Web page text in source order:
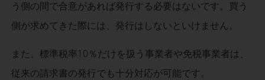
う側の間で合意があれば発行する必要はないです。買う
側が求めてきた際には、発行はしないといけません。
また、標準税率10％だけを扱う事業者や免税事業者は、
従来の請求書の発行でも十分対応が可能です。